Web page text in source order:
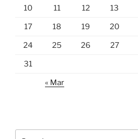
10 11 12 13
17 18 19 20
24 25 26 27
31
« Mar